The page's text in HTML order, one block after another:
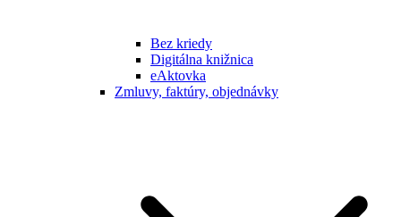
Bez kriedy
Digitálna knižnica
eAktovka
Zmluvy, faktúry, objednávky